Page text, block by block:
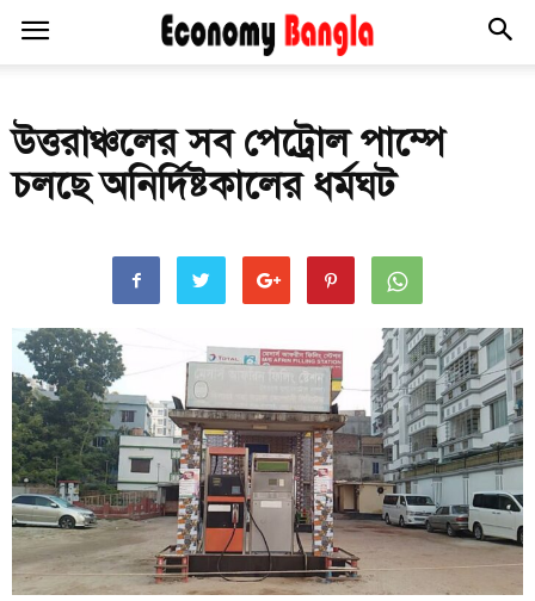
উত্তরাঞ্চলের সব পেট্রোল পাম্পে
চলছে অনির্দিষ্টকালের ধর্মঘট